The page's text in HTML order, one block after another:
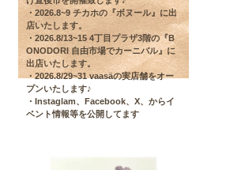
・2026.8~9 チカホの『ボヌール』に出
店いたします。
・2026.8/13~15 4丁目プラザ3階の『B
ONODORI 自由市場でカーニバル』に
出店いたします。
・2026.8/29~31 vaasäの実店舗をオー
プンいたします♪
・Instaglam、Facebook、X、からイ
ベント情報等を公開してます